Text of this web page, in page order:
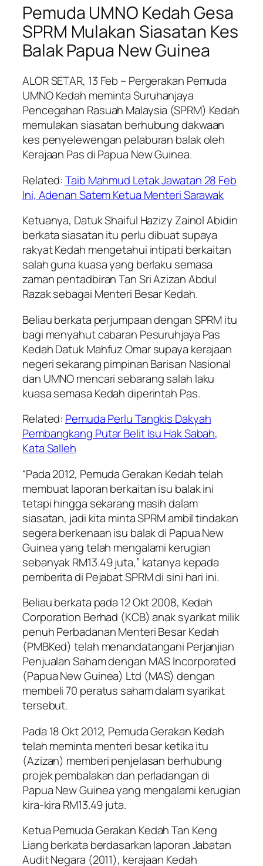
Pemuda UMNO Kedah Gesa
SPRM Mulakan Siasatan Kes
Balak Papua New Guinea
ALOR SETAR, 13 Feb – Pergerakan Pemuda
UMNO Kedah meminta Suruhanjaya
Pencegahan Rasuah Malaysia (SPRM) Kedah
memulakan siasatan berhubung dakwaan
kes penyelewengan pelaburan balak oleh
Kerajaan Pas di Papua New Guinea.
Related:Taib Mahmud Letak Jawatan 28 Feb
Ini, Adenan Satem Ketua Menteri Sarawak
Ketuanya, Datuk Shaiful Hazizy Zainol Abidin
berkata siasatan itu perlu dibuat supaya
rakyat Kedah mengetahui intipati berkaitan
salah guna kuasa yang berlaku semasa
zaman pentadbiran Tan Sri Azizan Abdul
Razak sebagai Menteri Besar Kedah.
Beliau berkata perjumpaan dengan SPRM itu
bagi menyahut cabaran Pesuruhjaya Pas
Kedah Datuk Mahfuz Omar supaya kerajaan
negeri sekarang pimpinan Barisan Nasional
dan UMNO mencari sebarang salah laku
kuasa semasa Kedah diperintah Pas.
Related: Pemuda Perlu Tangkis Dakyah
Pembangkang Putar Belit Isu Hak Sabah,
Kata Salleh
“Pada 2012, Pemuda Gerakan Kedah telah
membuat laporan berkaitan isu balak ini
tetapi hingga sekarang masih dalam
siasatan, jadi kita minta SPRM ambil tindakan
segera berkenaan isu balak di Papua New
Guinea yang telah mengalami kerugian
sebanyak RM13.49 juta,” katanya kepada
pemberita di Pejabat SPRM di sini hari ini.
Beliau berkata pada 12 Okt 2008, Kedah
Corporation Berhad (KCB) anak syarikat milik
penuh Perbadanan Menteri Besar Kedah
(PMBKed) telah menandatangani Perjanjian
Penjualan Saham dengan MAS Incorporated
(Papua New Guinea) Ltd (MAS) dengan
membeli 70 peratus saham dalam syarikat
tersebut.
Pada 18 Okt 2012, Pemuda Gerakan Kedah
telah meminta menteri besar ketika itu
(Azizan) memberi penjelasan berhubung
projek pembalakan dan perladangan di
Papua New Guinea yang mengalami kerugian
kira-kira RM13.49 juta.
Ketua Pemuda Gerakan Kedah Tan Keng
Liang berkata berdasarkan laporan Jabatan
Audit Negara (2011), kerajaan Kedah